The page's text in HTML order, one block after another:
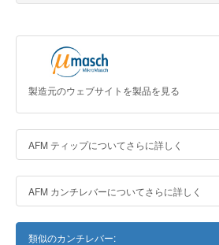
製造元のウェブサイトを製品を見る
AFM ティップについてさらに詳しく
AFM カンチレバーについてさらに詳しく
類似のカンチレバー: